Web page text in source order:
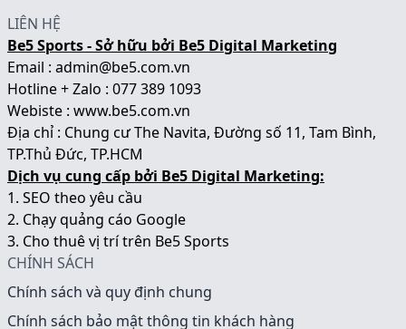
LIÊN HỆ
Be5 Sports - Sở hữu bởi Be5 Digital Marketing
Email : admin@be5.com.vn
Hotline + Zalo : 077 389 1093
Webiste : www.be5.com.vn
Địa chỉ : Chung cư The Navita, Đường số 11, Tam Bình,
TP.Thủ Đức, TP.HCM
Dịch vụ cung cấp bởi Be5 Digital Marketing:
1. SEO theo yêu cầu
2. Chạy quảng cáo Google
3. Cho thuê vị trí trên Be5 Sports
CHÍNH SÁCH
Chính sách và quy định chung
Chính sách bảo mật thông tin khách hàng